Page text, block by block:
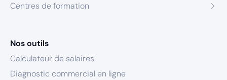
Centres de formation
Nos outils
Calculateur de salaires
Diagnostic commercial en ligne